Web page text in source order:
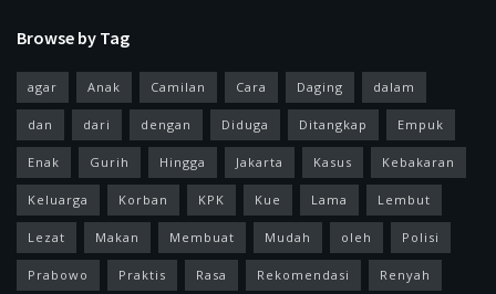
Browse by Tag
agar Anak Camilan Cara Daging dalam
dan dari dengan Diduga Ditangkap Empuk
Enak Gurih Hingga Jakarta Kasus Kebakaran
Keluarga Korban KPK Kue Lama Lembut
Lezat Makan Membuat Mudah oleh Polisi
Prabowo Praktis Rasa Rekomendasi Renyah